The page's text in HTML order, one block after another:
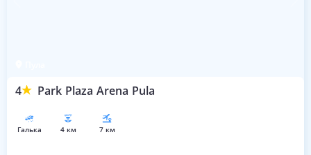
4 Park Plaza Arena Pula
галька 4 км 7 км